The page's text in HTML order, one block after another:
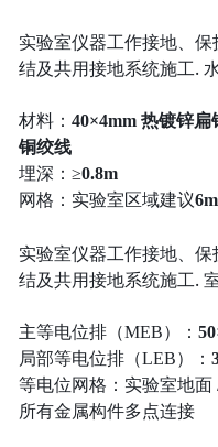
实验室仪器工作接地、
结及共用接地系统施工.
材料： 40×4mm 热镀锌扁
铜绞线
埋深：≥0.8m
网格：实验室区域建议
实验室仪器工作接地、
结及共用接地系统施工.
主等电位排（MEB）：
局部等电位排（LEB）：
等电位网格：实验室地面
所有金属构件多点连接